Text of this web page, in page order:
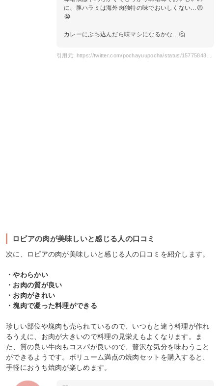
に、豚ハラミは海外肉独特の味でおいしくない…😫
😭
カレーにぶち込んだら味マシになるかな…🤔
ロピアの肉が美味しいと感じる人の口コミ
次に、ロピアの肉が美味しいと感じる人の口コミを紹介します。
・やわらかい
・お肉の質が良い
・お肉がきれい
・塊肉で凝った料理ができる
珍しい部位や塊肉も売られているので、いつもと違う料理が作れ
るうえに、お肉が大きいので料理の見栄えもよくなります。ま
た、質の良い牛肉もコスパが良いので、贅沢な気分を味わうこと
ができるようです。ボリューム満点の焼肉セットを購入すると、
手軽におうち焼肉が楽しめます。